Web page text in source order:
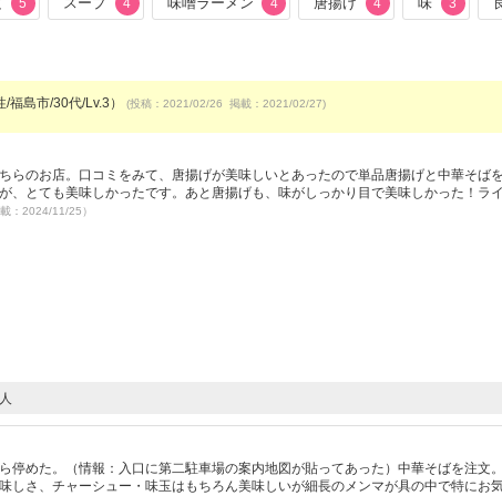
5 4 4 4 3
/福島市/30代/Lv.3） (投稿：2021/02/26 掲載：2021/02/27)
らのお店。口コミをみて、唐揚げが美味しいとあったので単品唐揚げと中華そばを
、とても美味しかったです。あと唐揚げも、味がしっかり目で美味しかった！ラ
：2024/11/25）
人
停めた。（情報：入口に第二駐車場の案内地図が貼ってあった）中華そばを注文
しさ、チャーシュー・味玉はもちろん美味しいが細長のメンマが具の中で特にお